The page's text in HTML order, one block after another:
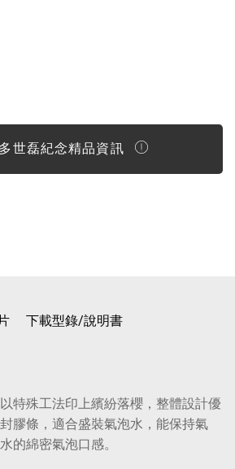
世磊紀念精品資訊
下載型錄/說明書
特殊工法印上繽紛落櫻，整體設計優
膠條，適合盛裝氣泡水，能保持氣
的綿密氣泡口感。